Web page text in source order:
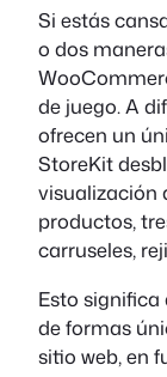
Si estás
o dos
de juego. A
ofrecen un
StoreKit
visualización
productos,
carruseles,
Esto
de formas
sitio web, en